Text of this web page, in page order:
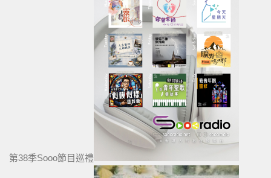
第38季Sooo節目巡禮